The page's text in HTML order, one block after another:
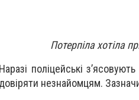
Потерпіла хотіла
Наразі поліцейські
довіряти незнайомцям.